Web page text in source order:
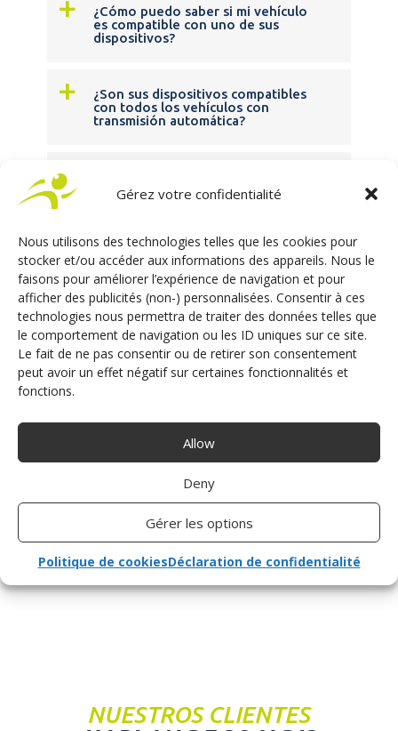
Gérez votre confidentialité
Nous utilisons des technologies telles que les cookies pour
stocker et/ou accéder aux informations des appareils. Nous le
faisons pour améliorer l’expérience de navigation et pour
afficher des publicités (non-) personnalisées. Consentir à ces
technologies nous permettra de traiter des données telles que
le comportement de navigation ou les ID uniques sur ce site.
Le fait de ne pas consentir ou de retirer son consentement
peut avoir un effet négatif sur certaines fonctionnalités et
fonctions.
Allow
Deny
Gérer les options
Politique de cookiesDéclaration de confidentialité
a
¿Cómo puedo saber si mi vehículo
es compatible con uno de sus
dispositivos?
a
¿Son sus dispositivos compatibles
con todos los vehículos con
transmisión automática?
a
de asistencia a la conducción en
un vehículo con una caja de
Y TAMBIÉN... / VARIOS
a
Soy un profesional de la
automoción o del aprendizaje de
la conducción y deseo acompañar
discaconducción. ¿Puede
¿Cómo puedo contactarle?
NUESTROS CLIENTES